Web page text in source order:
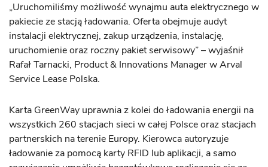
„Uruchomiliśmy możliwość wynajmu auta elektrycznego w
pakiecie ze stacją ładowania. Oferta obejmuje audyt
instalacji elektrycznej, zakup urządzenia, instalację,
uruchomienie oraz roczny pakiet serwisowy” – wyjaśnił
Rafał Tarnacki, Product & Innovations Manager w Arval
Service Lease Polska.
Karta GreenWay uprawnia z kolei do ładowania energii na
wszystkich 260 stacjach sieci w całej Polsce oraz stacjach
partnerskich na terenie Europy. Kierowca autoryzuje
ładowanie za pomocą karty RFID lub aplikacji, a samo